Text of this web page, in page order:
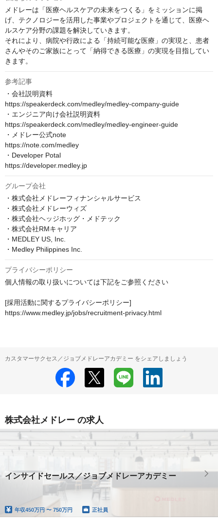
メドレーは「医療ヘルスケアの未来をつくる」をミッションに掲
げ、テクノロジーを活用した事業やプロジェクトを通じて、医療ヘ
ルスケア分野の課題を解決していきます。
それにより、病院や行政による「持続可能な医療」の実現と、患者
さんやそのご家族にとって「納得できる医療」の実現を目指してい
きます。
参考記事
・会社説明資料
https://speakerdeck.com/medley/medley-company-guide
・エンジニア向け会社説明資料
https://speakerdeck.com/medley/medley-engineer-guide
・メドレー公式note
https://note.com/medley
・Developer Potal
https://developer.medley.jp
グループ会社
・株式会社メドレーフィナンシャルサービス
・株式会社メドレーウィズ
・株式会社ヘッジホッグ・メドテック
・株式会社RMキャリア
・MEDLEY US, Inc.
・Medley Philippines Inc.
プライバシーポリシー
個人情報の取り扱いについては下記をご参照ください
[採用活動に関するプライバシーポリシー]
https://www.medley.jp/jobs/recruitment-privacy.html
カスタマーサクセス／ジョブメドレーアカデミー をシェアしましょう
株式会社メドレー の求人
インサイドセールス／ジョブメドレーアカデミー
年収450万円 〜 750万円 正社員